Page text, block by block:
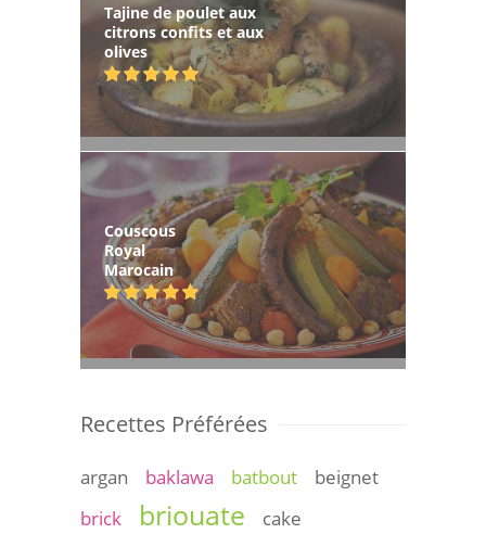
Tajine de poulet aux
citrons confits et aux
olives
Couscous
Royal
Marocain
Recettes Préférées
argan baklawa batbout
beignet
brick
briouate
cake